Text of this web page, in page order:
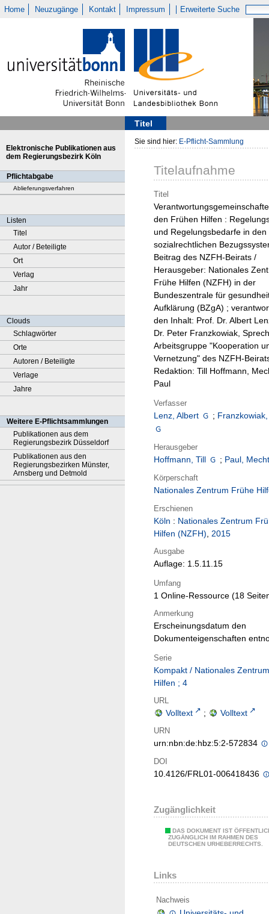
Home Neuzugänge Kontakt Impressum Erweiterte Suche
Titel
Elektronische Publikationen aus
dem Regierungsbezirk Köln
Pflichtabgabe
Ablieferungsverfahren
Listen
Titel
Autor / Beteiligte
Ort
Verlag
Jahr
Clouds
Schlagwörter
Orte
Autoren / Beteiligte
Verlage
Jahre
Weitere E-Pflichtsammlungen
Publikationen aus dem
Regierungsbezirk Düsseldorf
Publikationen aus den
Regierungsbezirken Münster,
Arnsberg und Detmold
Sie sind hier: E-Pflicht-Sammlung
Titelaufnahme
Titel
den Frühen Hilfen :
und Regelungsbedarfe in den
sozialrechtlichen
Beitrag des NZFH-Beirats /
Herausgeber: Nationales
Frühe Hilfen (NZFH) in der
Bundeszentrale für
Aufklärung (BZgA) ;
den Inhalt: Prof. Dr. Albert
Dr. Peter Franzkowiak,
Arbeitsgruppe "Kooperation
Vernetzung" des NZFH-
Redaktion: Till Hoffmann,
Paul
Verfasser
Lenz, Albert ;
Herausgeber
Hoffmann, Till ; Paul,
Körperschaft
Nationales Zentrum Frühe
Erschienen
Köln : Nationales Zentrum
Hilfen (NZFH), 2015
Ausgabe
Auflage: 1.5.11.15
Umfang
1 Online-Ressource (18
Anmerkung
Erscheinungsdatum den
Dokumenteigenschaften
Serie
Kompakt / Nationales
Hilfen ; 4
URL
Volltext ; Volltext
URN
urn:nbn:de:hbz:5:2-572834
DOI
10.4126/FRL01-006418436
Zugänglichkeit
DAS DOKUMENT IST
ZUGÄNGLICH IM RAHMEN DES
DEUTSCHEN URHEBERRECHTS.
Links
Nachweis